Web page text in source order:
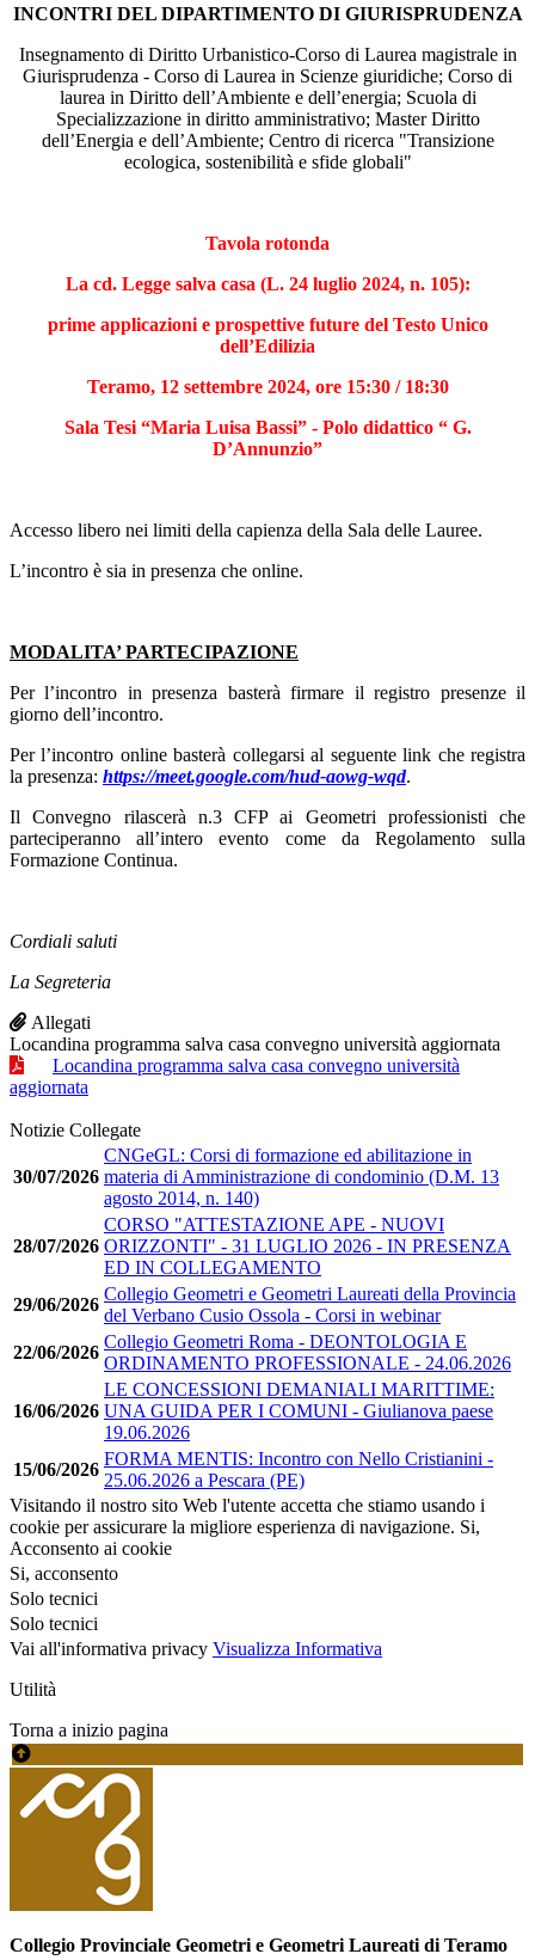
INCONTRI DEL DIPARTIMENTO DI GIURISPRUDENZA
Insegnamento di Diritto Urbanistico-Corso di Laurea magistrale in
Giurisprudenza - Corso di Laurea in Scienze giuridiche; Corso di
laurea in Diritto dell’Ambiente e dell’energia; Scuola di
Specializzazione in diritto amministrativo; Master Diritto
dell’Energia e dell’Ambiente; Centro di ricerca "Transizione
ecologica, sostenibilità e sfide globali"
Tavola rotonda
La cd. Legge salva casa (L. 24 luglio 2024, n. 105):
prime applicazioni e prospettive future del Testo Unico
dell’Edilizia
Teramo, 12 settembre 2024, ore 15:30 / 18:30
Sala Tesi “Maria Luisa Bassi” - Polo didattico “ G.
D’Annunzio”
Accesso libero nei limiti della capienza della Sala delle Lauree.
L’incontro è sia in presenza che online.
MODALITA’ PARTECIPAZIONE
Per l’incontro in presenza basterà firmare il registro presenze il
giorno dell’incontro.
Per l’incontro online basterà collegarsi al seguente link che registra
la presenza: https://meet.google.com/hud-aowg-wqd.
Il Convegno rilascerà n.3 CFP ai Geometri professionisti che
parteciperanno all’intero evento come da Regolamento sulla
Formazione Continua.
Cordiali saluti
La Segreteria
Allegati
Locandina programma salva casa convegno università aggiornata
Locandina programma salva casa convegno università
aggiornata
Notizie Collegate
30/07/2026
CNGeGL: Corsi di formazione ed abilitazione in
materia di Amministrazione di condominio (D.M. 13
agosto 2014, n. 140)
28/07/2026
CORSO "ATTESTAZIONE APE - NUOVI
ORIZZONTI" - 31 LUGLIO 2026 - IN PRESENZA
ED IN COLLEGAMENTO
29/06/2026
Collegio Geometri e Geometri Laureati della Provincia
del Verbano Cusio Ossola - Corsi in webinar
22/06/2026
Collegio Geometri Roma - DEONTOLOGIA E
ORDINAMENTO PROFESSIONALE - 24.06.2026
16/06/2026
LE CONCESSIONI DEMANIALI MARITTIME:
UNA GUIDA PER I COMUNI - Giulianova paese
19.06.2026
15/06/2026
FORMA MENTIS: Incontro con Nello Cristianini -
25.06.2026 a Pescara (PE)
Visitando il nostro sito Web l'utente accetta che stiamo usando i
cookie per assicurare la migliore esperienza di navigazione. Si,
Acconsento ai cookie
Si, acconsento
Solo tecnici
Solo tecnici
Vai all'informativa privacy Visualizza Informativa
Utilità
Torna a inizio pagina
Collegio Provinciale Geometri e Geometri Laureati di Teramo